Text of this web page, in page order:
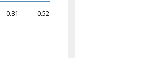
0.81 0.52